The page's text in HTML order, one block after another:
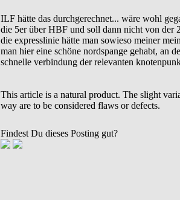
ILF hätte das durchgerechnet... wäre wohl
die 5er über HBF und soll dann nicht von
die expresslinie hätte man sowieso meiner
man hier eine schöne nordspange gehabt, an
schnelle verbindung der relevanten
This article is a natural product. The slight
way are to be considered flaws or defects.
Findest Du dieses Posting gut?